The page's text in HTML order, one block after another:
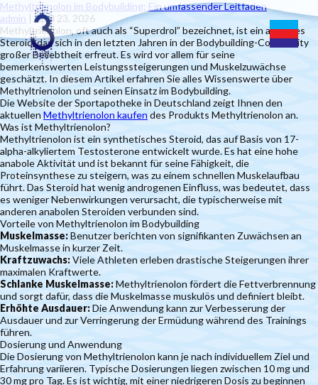
Methyltrienolon im Bodybuilding: Ein umfassender Leitfaden
admin | April 23, 2026
Methyltrienolon, oft auch als “Superdrol” bezeichnet, ist ein anaboles
Steroid, das sich in den letzten Jahren in der Bodybuilding-Community
großer Beliebtheit erfreut. Es wird vor allem für seine
bemerkenswerten Leistungssteigerungen und Muskelzuwächse
geschätzt. In diesem Artikel erfahren Sie alles Wissenswerte über
Methyltrienolon und seinen Einsatz im Bodybuilding.
Die Website der Sportapotheke in Deutschland zeigt Ihnen den
aktuellen Methyltrienolon kaufen des Produkts Methyltrienolon an.
Was ist Methyltrienolon?
Methyltrienolon ist ein synthetisches Steroid, das auf Basis von 17-
alpha-alkyliertem Testosterone entwickelt wurde. Es hat eine hohe
anabole Aktivität und ist bekannt für seine Fähigkeit, die
Proteinsynthese zu steigern, was zu einem schnellen Muskelaufbau
führt. Das Steroid hat wenig androgenen Einfluss, was bedeutet, dass
es weniger Nebenwirkungen verursacht, die typischerweise mit
anderen anabolen Steroiden verbunden sind.
Vorteile von Methyltrienolon im Bodybuilding
Muskelmasse:Benutzer berichten von signifikanten Zuwächsen an
Muskelmasse in kurzer Zeit.
Kraftzuwachs:Viele Athleten erleben drastische Steigerungen ihrer
maximalen Kraftwerte.
Schlanke Muskelmasse:Methyltrienolon fördert die Fettverbrennung
und sorgt dafür, dass die Muskelmasse muskulös und definiert bleibt.
Erhöhte Ausdauer:Die Anwendung kann zur Verbesserung der
Ausdauer und zur Verringerung der Ermüdung während des Trainings
führen.
Dosierung und Anwendung
Die Dosierung von Methyltrienolon kann je nach individuellem Ziel und
Erfahrung variieren. Typische Dosierungen liegen zwischen 10 mg und
30 mg pro Tag. Es ist wichtig, mit einer niedrigeren Dosis zu beginnen